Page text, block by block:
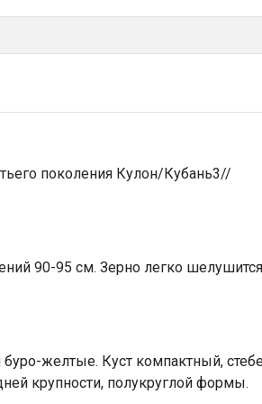
поколения Кулон/Кубань3//
90-95 см. Зерно легко
желтые. Куст компактный,
крупности, полукруглой формы.